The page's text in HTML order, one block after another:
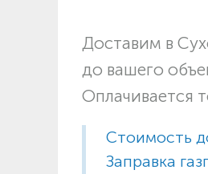
Доставим в
до вашего
Оплачивается
Стоимость
Заправка